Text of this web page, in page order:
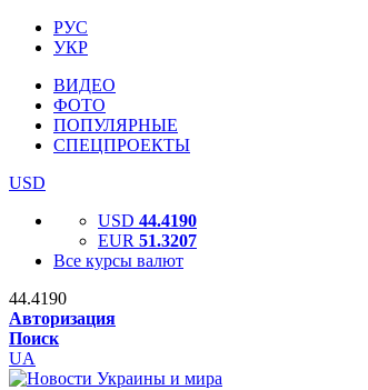
РУС
УКР
ВИДЕО
ФОТО
ПОПУЛЯРНЫЕ
СПЕЦПРОЕКТЫ
USD
USD 44.4190
EUR 51.3207
Все курсы валют
44.4190
Авторизация
Поиск
UA